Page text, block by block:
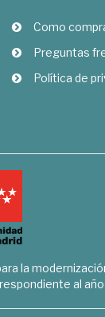
Como
Preguntas
Política de
la
al